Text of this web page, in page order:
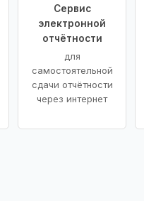
Сервис
электронной
отчётности
для
самостоятельной
сдачи отчётности
через интернет